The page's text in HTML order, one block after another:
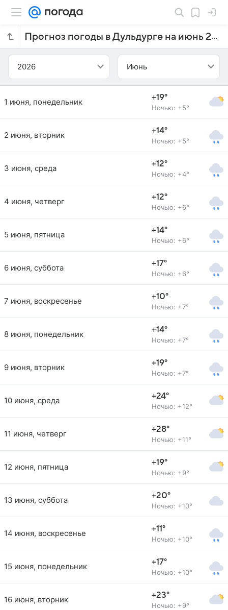
Прогноз погоды в Дульдурге на июнь 2026 года
2026 Июнь
1 июня, понедельник +19°
Ночью: +5°
2 июня, вторник +14°
Ночью: +5°
3 июня, среда +12°
Ночью: +4°
4 июня, четверг +12°
Ночью: +6°
5 июня, пятница +14°
Ночью: +6°
6 июня, суббота +17°
Ночью: +6°
7 июня, воскресенье +10°
Ночью: +7°
8 июня, понедельник +14°
Ночью: +7°
9 июня, вторник +19°
Ночью: +7°
10 июня, среда +24°
Ночью: +12°
11 июня, четверг +28°
Ночью: +11°
12 июня, пятница +19°
Ночью: +9°
13 июня, суббота +20°
Ночью: +10°
14 июня, воскресенье +11°
Ночью: +10°
15 июня, понедельник +17°
Ночью: +10°
16 июня, вторник +23°
Ночью: +9°